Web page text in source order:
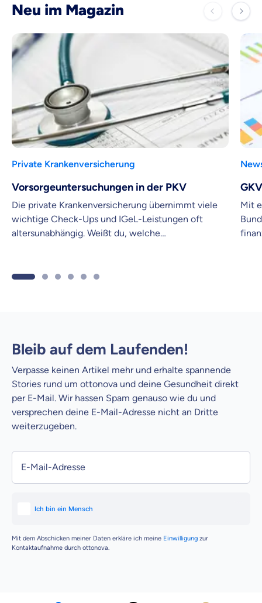
Neu im Magazin
Private Krankenversicherung
Vorsorgeuntersuchungen in der PKV
Die private Krankenversicherung übernimmt viele
wichtige Check-Ups und IGeL-Leistungen oft
altersunabhängig. Weißt du, welche
Mit
Bleib auf dem Laufenden!
Verpasse keinen Artikel mehr und erhalte spannende
Stories rund um ottonova und deine Gesundheit direkt
per E-Mail. Wir hassen Spam genauso wie du und
versprechen deine E-Mail-Adresse nicht an Dritte
weiterzugeben.
E-Mail-Adresse
Mit dem Abschicken meiner Daten erkläre ich meine Einwilligung zur
Kontaktaufnahme durch ottonova.